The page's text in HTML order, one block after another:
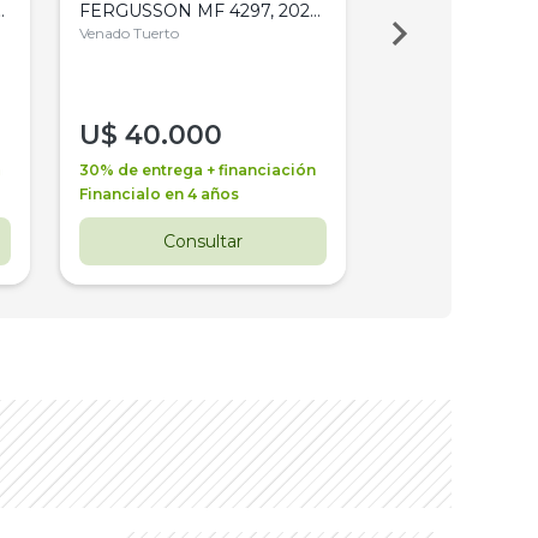
FERGUSSON MF 4297, 2020,
4WD, PATON
Venado Tuerto
U$ 40.000
30% de entrega + financiación
Financialo en 4 años
Consultar
Venado Tuerto